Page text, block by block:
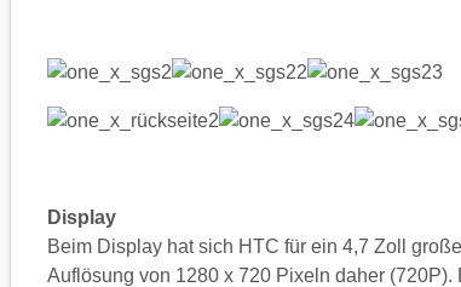
Display
Beim Display hat sich HTC für ein 4,7 Zoll
Auflösung von 1280 x 720 Pixeln daher